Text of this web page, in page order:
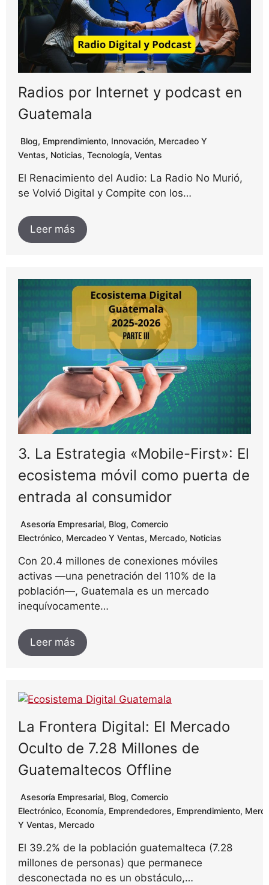
Radios por Internet y podcast en
Guatemala
Blog, Emprendimiento, Innovación, Mercadeo Y
Ventas, Noticias, Tecnología, Ventas
El Renacimiento del Audio: La Radio No Murió,
se Volvió Digital y Compite con los…
Leer más
3. La Estrategia «Mobile-First»: El
ecosistema móvil como puerta de
entrada al consumidor
Asesoría Empresarial, Blog, Comercio
Electrónico, Mercadeo Y Ventas, Mercado, Noticias
Con 20.4 millones de conexiones móviles
activas —una penetración del 110% de la
población—, Guatemala es un mercado
inequívocamente…
Leer más
La Frontera Digital: El Mercado
Oculto de 7.28 Millones de
Guatemaltecos Offline
Asesoría Empresarial, Blog, Comercio
Electrónico, Economía, Emprendedores, Emprendimiento,
Y Ventas, Mercado
El 39.2% de la población guatemalteca (7.28
millones de personas) que permanece
desconectada no es un obstáculo,…